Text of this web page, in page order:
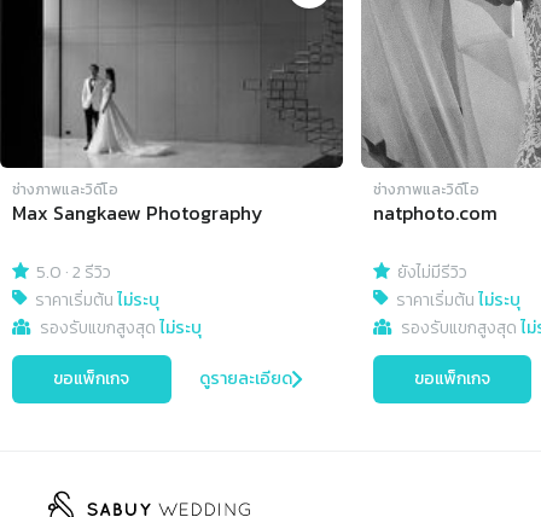
ช่างภาพและวิดีโอ
Max Sangkaew Photography
5.0 ·2 รีวิว
ราคาเริ่มต้นไม่ระบุ
รองรับแขกสูงสุดไม่ระบุ
ขอแพ็กเกจ ดูรายละเอียด
ช่างภาพและวิดีโอ
natphoto.com
ยังไม่มีรีวิว
ราคาเริ่มต้นไม่ระบุ
รองรับแขกสูงสุดไ
ขอแพ็กเกจ